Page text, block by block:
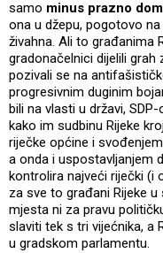
samo minus prazno
ona u džepu, pogotovo
živahna. Ali to građanima
gradonačelnici dijelili grah
pozivali se na
progresivnim duginim
bili na vlasti u državi,
kako im sudbinu Rijeke
riječke općine i
a onda i uspostavljanjem
kontrolira najveći riječki (i
za sve to građani Rijeke
mjesta ni za pravu
slaviti tek s tri vijećnika, a
u gradskom parlamentu.